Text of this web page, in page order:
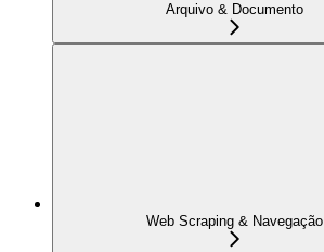
Arquivo & Documento
Web Scraping & Navegação